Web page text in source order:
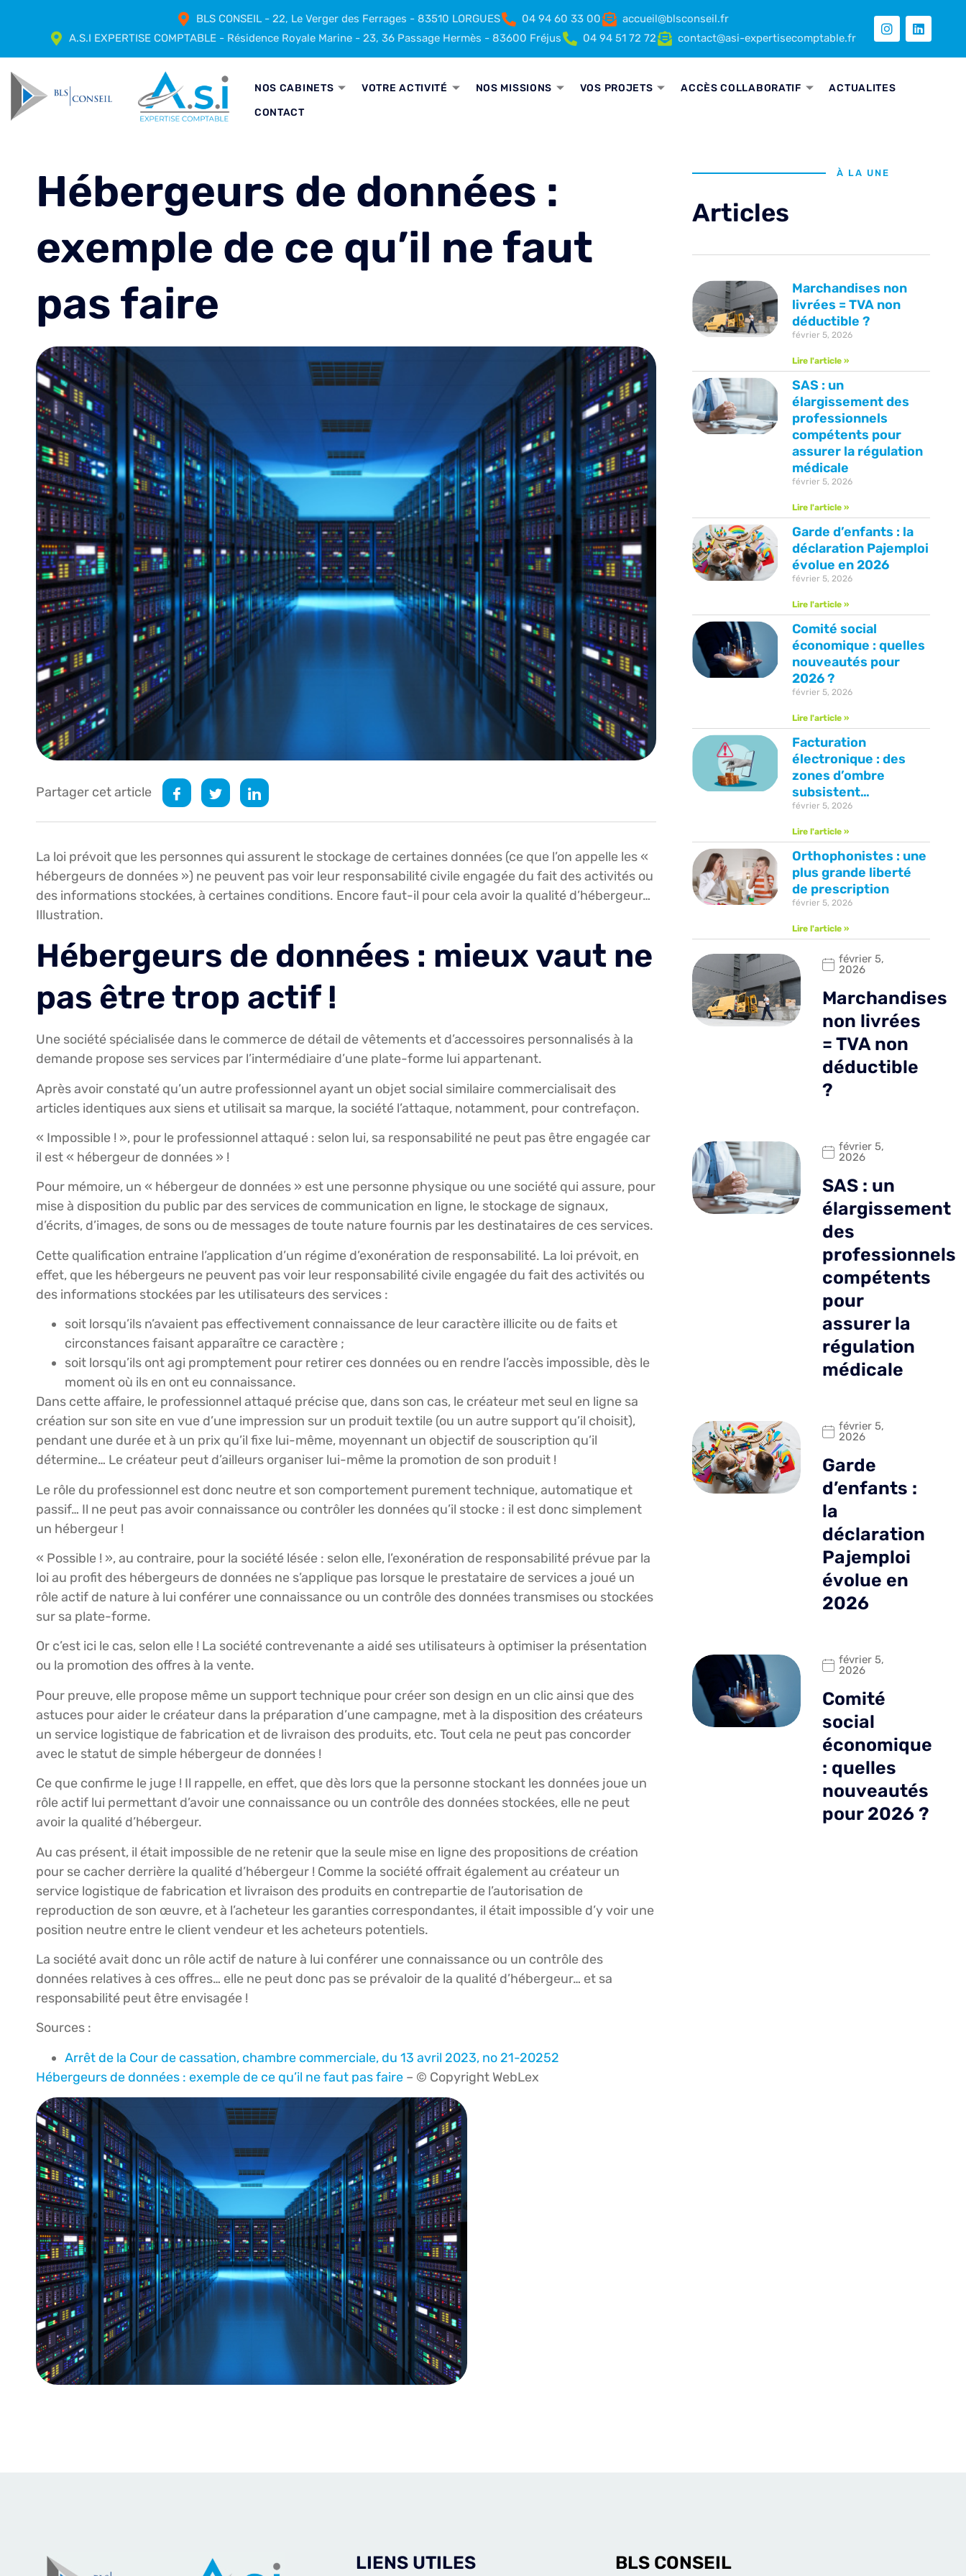
BLS CONSEIL - 22, Le Verger des Ferrages - 83510 LORGUES 04 94 60 33 00
accueil@blsconseil.fr
A.S.I EXPERTISE COMPTABLE - Résidence Royale Marine - 23, 36 Passage Hermès - 83600 Fréjus
04 94 51 72 72 contact@asi-expertisecomptable.fr
NOS CABINETS VOTRE ACTIVITÉ NOS MISSIONS VOS PROJETS ACCÈS COLLABORATIF
ACTUALITES
CONTACT
Hébergeurs de données :
exemple de ce qu’il ne faut
pas faire
Partager cet article
La loi prévoit que les personnes qui assurent le stockage de certaines données (ce que l’on appelle les «
hébergeurs de données ») ne peuvent pas voir leur responsabilité civile engagée du fait des activités ou
des informations stockées, à certaines conditions. Encore faut-il pour cela avoir la qualité d’hébergeur…
Illustration.
Hébergeurs de données : mieux vaut ne
pas être trop actif !
Une société spécialisée dans le commerce de détail de vêtements et d’accessoires personnalisés à la
demande propose ses services par l’intermédiaire d’une plate-forme lui appartenant.
Après avoir constaté qu’un autre professionnel ayant un objet social similaire commercialisait des
articles identiques aux siens et utilisait sa marque, la société l’attaque, notamment, pour contrefaçon.
« Impossible ! », pour le professionnel attaqué : selon lui, sa responsabilité ne peut pas être engagée car
il est « hébergeur de données » !
Pour mémoire, un « hébergeur de données » est une personne physique ou une société qui assure, pour
mise à disposition du public par des services de communication en ligne, le stockage de signaux,
d’écrits, d’images, de sons ou de messages de toute nature fournis par les destinataires de ces services.
Cette qualification entraine l’application d’un régime d’exonération de responsabilité. La loi prévoit, en
effet, que les hébergeurs ne peuvent pas voir leur responsabilité civile engagée du fait des activités ou
des informations stockées par les utilisateurs des services :
soit lorsqu’ils n’avaient pas effectivement connaissance de leur caractère illicite ou de faits et
circonstances faisant apparaître ce caractère ;
soit lorsqu’ils ont agi promptement pour retirer ces données ou en rendre l’accès impossible, dès le
moment où ils en ont eu connaissance.
Dans cette affaire, le professionnel attaqué précise que, dans son cas, le créateur met seul en ligne sa
création sur son site en vue d’une impression sur un produit textile (ou un autre support qu’il choisit),
pendant une durée et à un prix qu’il fixe lui-même, moyennant un objectif de souscription qu’il
détermine… Le créateur peut d’ailleurs organiser lui-même la promotion de son produit !
Le rôle du professionnel est donc neutre et son comportement purement technique, automatique et
passif… Il ne peut pas avoir connaissance ou contrôler les données qu’il stocke : il est donc simplement
un hébergeur !
« Possible ! », au contraire, pour la société lésée : selon elle, l’exonération de responsabilité prévue par la
loi au profit des hébergeurs de données ne s’applique pas lorsque le prestataire de services a joué un
rôle actif de nature à lui conférer une connaissance ou un contrôle des données transmises ou stockées
sur sa plate-forme.
Or c’est ici le cas, selon elle ! La société contrevenante a aidé ses utilisateurs à optimiser la présentation
ou la promotion des offres à la vente.
Pour preuve, elle propose même un support technique pour créer son design en un clic ainsi que des
astuces pour aider le créateur dans la préparation d’une campagne, met à la disposition des créateurs
un service logistique de fabrication et de livraison des produits, etc. Tout cela ne peut pas concorder
avec le statut de simple hébergeur de données !
Ce que confirme le juge ! Il rappelle, en effet, que dès lors que la personne stockant les données joue un
rôle actif lui permettant d’avoir une connaissance ou un contrôle des données stockées, elle ne peut
avoir la qualité d’hébergeur.
Au cas présent, il était impossible de ne retenir que la seule mise en ligne des propositions de création
pour se cacher derrière la qualité d’hébergeur ! Comme la société offrait également au créateur un
service logistique de fabrication et livraison des produits en contrepartie de l’autorisation de
reproduction de son œuvre, et à l’acheteur les garanties correspondantes, il était impossible d’y voir une
position neutre entre le client vendeur et les acheteurs potentiels.
La société avait donc un rôle actif de nature à lui conférer une connaissance ou un contrôle des
données relatives à ces offres… elle ne peut donc pas se prévaloir de la qualité d’hébergeur… et sa
responsabilité peut être envisagée !
Sources :
Arrêt de la Cour de cassation, chambre commerciale, du 13 avril 2023, no 21-20252
Hébergeurs de données : exemple de ce qu’il ne faut pas faire – © Copyright WebLex
À LA UNE
Articles
Marchandises non
livrées = TVA non
déductible ?
février 5, 2026
Lire l'article »
SAS : un
élargissement des
professionnels
compétents pour
assurer la régulation
médicale
février 5, 2026
Lire l'article »
Garde d’enfants : la
déclaration Pajemploi
évolue en 2026
février 5, 2026
Lire l'article »
Comité social
économique : quelles
nouveautés pour
2026 ?
février 5, 2026
Lire l'article »
Facturation
électronique : des
zones d’ombre
subsistent…
février 5, 2026
Lire l'article »
Orthophonistes : une
plus grande liberté
de prescription
février 5, 2026
Lire l'article »
février 5,
2026
Marchandises
non livrées
= TVA non
déductible
?
février 5,
2026
SAS : un
élargissement
des
professionnels
compétents
pour
assurer la
régulation
médicale
février 5,
2026
Garde
d’enfants :
la
déclaration
Pajemploi
évolue en
2026
février 5,
2026
Comité
social
économique
: quelles
nouveautés
pour 2026 ?
LIENS UTILES BLS CONSEIL